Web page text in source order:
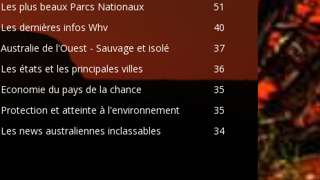
Les plus beaux Parcs Nationaux
51
Les dernières infos Whv
40
Australie de l'Ouest - Sauvage et isolé
37
Les états et les principales villes
36
Economie du pays de la chance
35
Protection et atteinte à l'environnement
35
Les news australiennes inclassables
34